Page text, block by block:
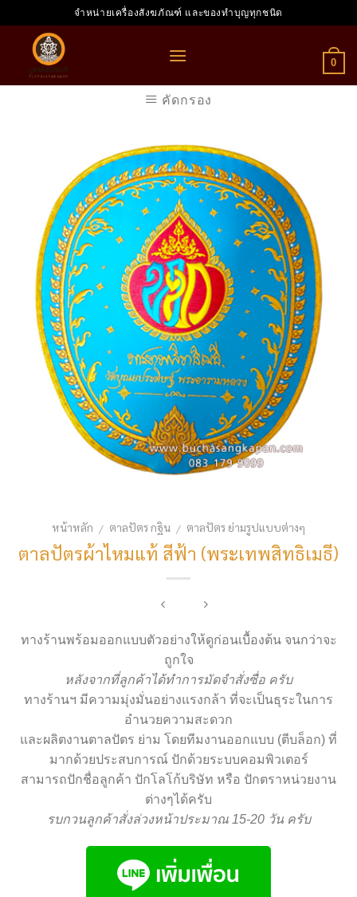
to
content
จำหน่ายเครื่องสังฆภัณฑ์ และของทำบุญทุกชนิด
0
คัดกรอง
หน้าหลัก / ตาลปัตร กฐิน / ตาลปัตร ย่ามรูปแบบต่างๆ
ตาลปัตรผ้าไหมแท้ สีฟ้า (พระเทพสิทธิเมธี)
ทางร้านพร้อมออกแบบตัวอย่างให้ดูก่อนเบื้องต้น จนกว่าจะ
ถูกใจ
หลังจากที่ลูกค้าได้ทำการมัดจำสั่งซื่อ ครับ
ทางร้านฯ มีความมุ่งมั่นอย่างแรงกล้า ที่จะเป็นธุระในการ
อำนวยความสะดวก
และผลิตงานตาลปัตร ย่าม โดยทีมงานออกแบบ (ตีบล็อก) ที่
มากด้วยประสบการณ์ ปักด้วยระบบคอมพิวเตอร์
สามารถปักชื่อลูกค้า ปักโลโก้บริษัท หรือ ปักตราหน่วยงาน
ต่างๆได้ครับ
รบกวนลูกค้าสั่งล่วงหน้าประมาณ 15-20 วัน ครับ